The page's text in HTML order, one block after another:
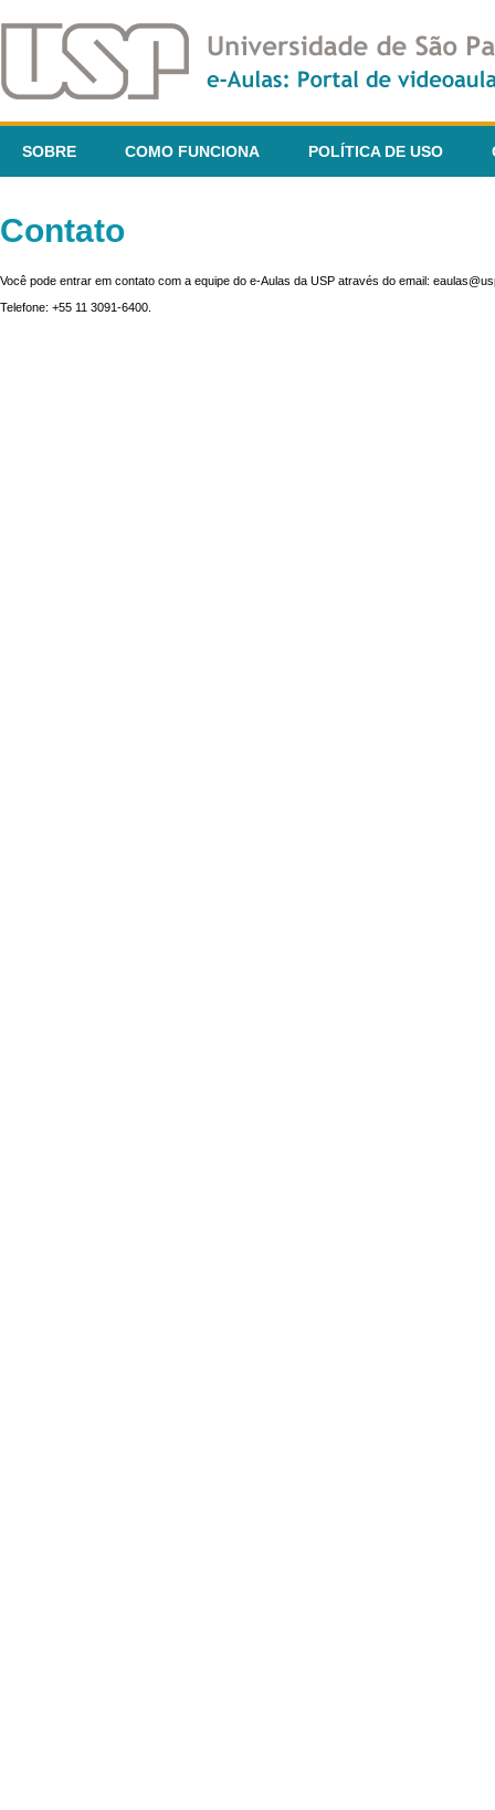
SOBRE COMO FUNCIONA POLÍTICA DE USO
Contato
Você pode entrar em contato com a equipe do e-Aulas da USP através do email:
Telefone: +55 11 3091-6400.